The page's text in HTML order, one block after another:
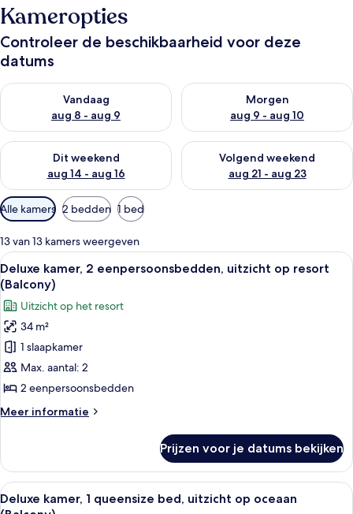
Kameropties
Controleer de beschikbaarheid voor deze
datums
Vandaag
aug 8 - aug 9
De beschikbaarheid controleren voor vanavond aug 8 - aug 9
Morgen
aug 9 - aug 10
De beschikbaarheid
Dit weekend
aug 14 - aug 16
De beschikbaarheid controleren voor dit weekend aug 14 -
Volgend weekend
aug 21 - aug 23
De beschikbaarheid
Beschikbare
filters
voor
kamers
Alle kamers 2 bedden 1 bed
13 van 13 kamers weergeven
Alle
foto's
voor
Deluxe
kamer,
2
eenpersoonsbedden,
uitzicht
op
resort
laden
Een hotelkamer met twee bedden,
6
Deluxe kamer, 2 eenpersoonsbedden, uitzicht op resort
(Balcony)
Uitzicht op het resort
34 m²
1 slaapkamer
Max. aantal: 2
2 eenpersoonsbedden
Meer informatie
Meer
kamer,
eenpersoonsbedden,
uitzicht
Prijzen voor je datums bekijken
Alle
foto's
Een hotelkamer met een bed, een
8
Deluxe kamer, 1 queensize bed, uitzicht op oceaan